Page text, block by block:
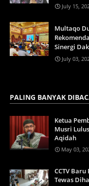
July 15,
Multaqo
Sinergi
July 03,
PALING BANYAK
Ketua
Musri
Aqidah
May 03,
CCTV
Tewas